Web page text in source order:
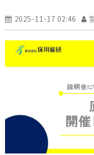
2025-11-17 02:46